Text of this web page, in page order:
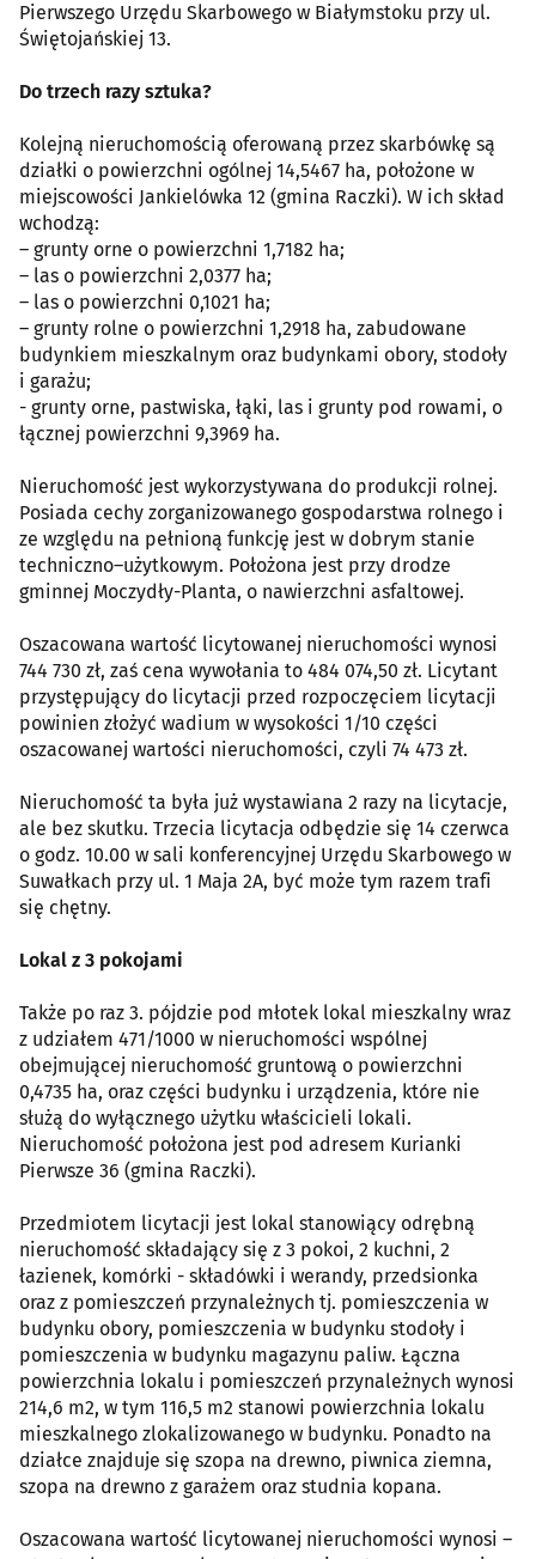
Pierwszego Urzędu Skarbowego w Białymstoku przy ul.
Świętojańskiej 13.
Do trzech razy sztuka?
Kolejną nieruchomością oferowaną przez skarbówkę są
działki o powierzchni ogólnej 14,5467 ha, położone w
miejscowości Jankielówka 12 (gmina Raczki). W ich skład
wchodzą:
– grunty orne o powierzchni 1,7182 ha;
– las o powierzchni 2,0377 ha;
– las o powierzchni 0,1021 ha;
– grunty rolne o powierzchni 1,2918 ha, zabudowane
budynkiem mieszkalnym oraz budynkami obory, stodoły
i garażu;
- grunty orne, pastwiska, łąki, las i grunty pod rowami, o
łącznej powierzchni 9,3969 ha.
Nieruchomość jest wykorzystywana do produkcji rolnej.
Posiada cechy zorganizowanego gospodarstwa rolnego i
ze względu na pełnioną funkcję jest w dobrym stanie
techniczno–użytkowym. Położona jest przy drodze
gminnej Moczydły-Planta, o nawierzchni asfaltowej.
Oszacowana wartość licytowanej nieruchomości wynosi
744 730 zł, zaś cena wywołania to 484 074,50 zł. Licytant
przystępujący do licytacji przed rozpoczęciem licytacji
powinien złożyć wadium w wysokości 1/10 części
oszacowanej wartości nieruchomości, czyli 74 473 zł.
Nieruchomość ta była już wystawiana 2 razy na licytacje,
ale bez skutku. Trzecia licytacja odbędzie się 14 czerwca
o godz. 10.00 w sali konferencyjnej Urzędu Skarbowego w
Suwałkach przy ul. 1 Maja 2A, być może tym razem trafi
się chętny.
Lokal z 3 pokojami
Także po raz 3. pójdzie pod młotek lokal mieszkalny wraz
z udziałem 471/1000 w nieruchomości wspólnej
obejmującej nieruchomość gruntową o powierzchni
0,4735 ha, oraz części budynku i urządzenia, które nie
służą do wyłącznego użytku właścicieli lokali.
Nieruchomość położona jest pod adresem Kurianki
Pierwsze 36 (gmina Raczki).
Przedmiotem licytacji jest lokal stanowiący odrębną
nieruchomość składający się z 3 pokoi, 2 kuchni, 2
łazienek, komórki - składówki i werandy, przedsionka
oraz z pomieszczeń przynależnych tj. pomieszczenia w
budynku obory, pomieszczenia w budynku stodoły i
pomieszczenia w budynku magazynu paliw. Łączna
powierzchnia lokalu i pomieszczeń przynależnych wynosi
214,6 m2, w tym 116,5 m2 stanowi powierzchnia lokalu
mieszkalnego zlokalizowanego w budynku. Ponadto na
działce znajduje się szopa na drewno, piwnica ziemna,
szopa na drewno z garażem oraz studnia kopana.
Oszacowana wartość licytowanej nieruchomości wynosi –